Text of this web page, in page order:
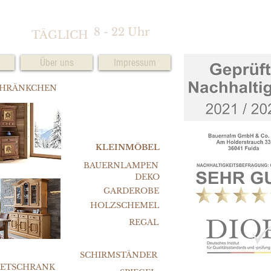
TÄGLICH 8 - 22 Uhr
Über uns Impressum
KLEINMÖBEL
BAUERNLAMPEN
DEKO
GARDEROBE
HOLZSCHEMEL
REGAL
SCHIRMSTÄNDER